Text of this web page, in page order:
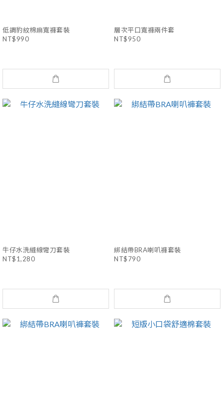
低調豹紋棉麻寬褲套裝
NT$990
層次平口寬褲兩件套
NT$950
牛仔水洗縫線彎刀套裝
NT$1,280
綁結帶BRA喇叭褲套裝
NT$790